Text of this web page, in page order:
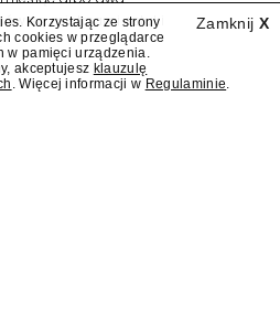
są mistrzami sztuki
Zamknij X
Korzystając ze strony
cookies w przeglądarce
w pamięci urządzenia.
akceptujesz klauzulę
. Więcej informacji w Regulaminie.